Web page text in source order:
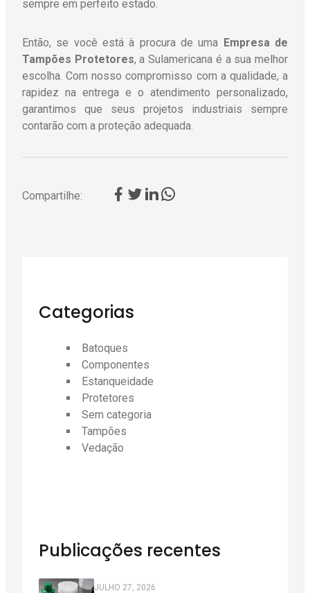
sempre em perfeito estado.
Então, se você está à procura de uma Empresa de
Tampões Protetores, a Sulamericana é a sua melhor
escolha. Com nosso compromisso com a qualidade, a
rapidez na entrega e o atendimento personalizado,
garantimos que seus projetos industriais sempre
contarão com a proteção adequada.
Compartilhe:
Categorias
Batoques
Componentes
Estanqueidade
Protetores
Sem categoria
Tampões
Vedação
Publicações recentes
JULHO 27, 2026